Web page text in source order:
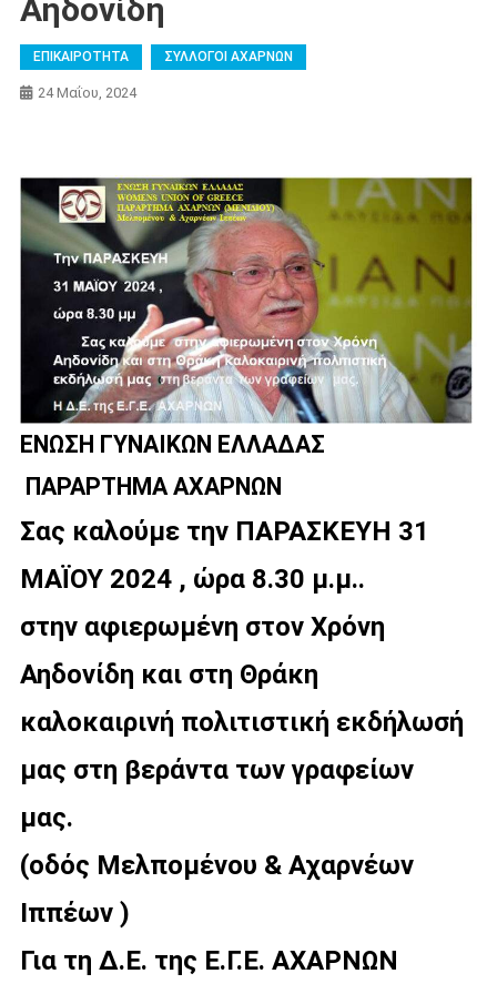
Αηδονίδη
ΕΠΙΚΑΙΡΟΤΗΤΑ ΣΥΛΛΟΓΟΙ ΑΧΑΡΝΩΝ
24 Μαΐου, 2024
ΕΝΩΣΗ ΓΥΝΑΙΚΩΝ ΕΛΛΑΔΑΣ
ΠΑΡΑΡΤΗΜΑ ΑΧΑΡΝΩΝ
Σας καλούμε την ΠΑΡΑΣΚΕΥΗ 31
ΜΑΪΟΥ 2024 , ώρα 8.30 μ.μ..
στην αφιερωμένη στον Χρόνη
Αηδονίδη και στη Θράκη
καλοκαιρινή πολιτιστική εκδήλωσή
μας στη βεράντα των γραφείων
μας.
(οδός Μελπoμένου & Αχαρνέων
Ιππέων )
Για τη Δ.Ε. της Ε.Γ.Ε. ΑΧΑΡΝΩΝ